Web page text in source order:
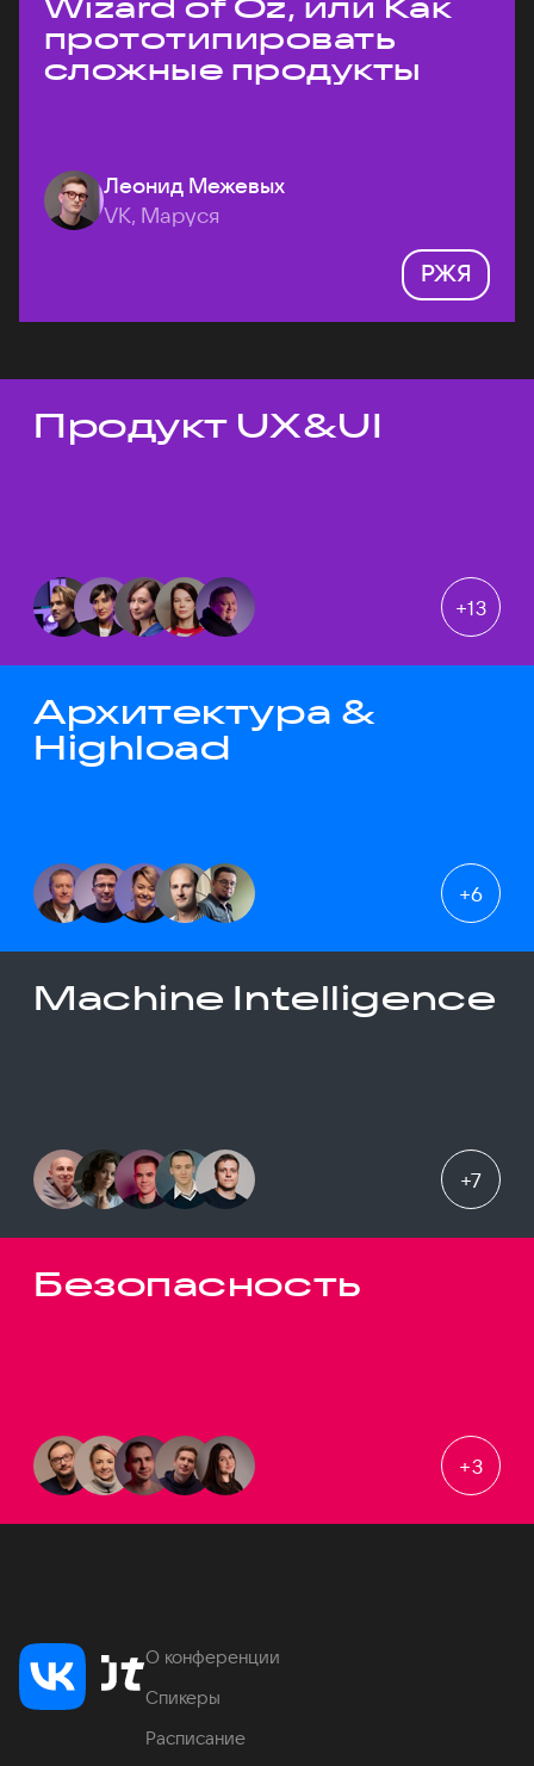
Wizard of Oz, или Как
прототипировать
сложные продукты
Леонид Межевых
VK, Маруся
РЖЯ
Темы докладов
Продукт UX&UI
+13
Архитектура &
Highload
+6
Machine Intelligence
+7
Безопасность
+3
О конференции
Спикеры
Расписание